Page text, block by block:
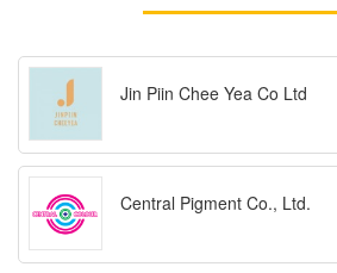
Jin Piin Chee Yea Co Ltd
Central Pigment Co., Ltd.